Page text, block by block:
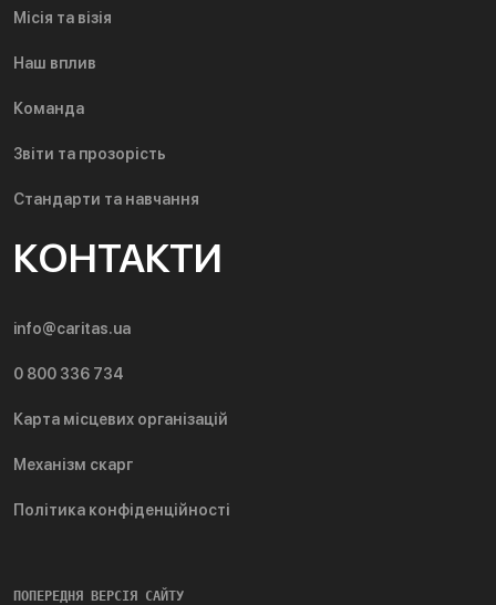
Місія та візія
Наш вплив
Команда
Звіти та прозорість
Стандарти та навчання
КОНТАКТИ
info@caritas.ua
0 800 336 734
Карта місцевих організацій
Механізм скарг
Політика конфіденційності
ПОПЕРЕДНЯ ВЕРСІЯ САЙТУ